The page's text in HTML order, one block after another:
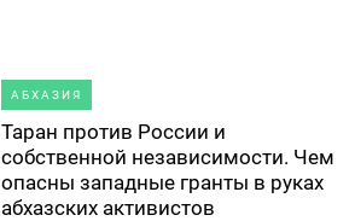
АБХАЗИЯ
Таран против России и
собственной независимости. Чем
опасны западные гранты в руках
абхазских активистов